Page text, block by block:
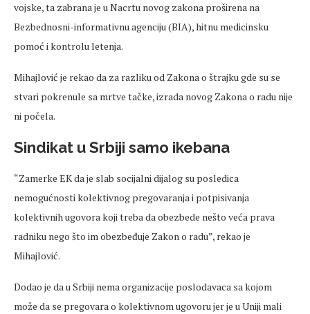
vojske, ta zabrana je u Nacrtu novog zakona proširena na
Bezbednosni-informativnu agenciju (BIA), hitnu medicinsku
pomoć i kontrolu letenja.
Mihajlović je rekao da za razliku od Zakona o štrajku gde su se
stvari pokrenule sa mrtve tačke, izrada novog Zakona o radu nije
ni počela.
Sindikat u Srbiji samo ikebana
“Zamerke EK da je slab socijalni dijalog su posledica
nemogućnosti kolektivnog pregovaranja i potpisivanja
kolektivnih ugovora koji treba da obezbede nešto veća prava
radniku nego što im obezbeđuje Zakon o radu”, rekao je
Mihajlović.
Dodao je da u Srbiji nema organizacije poslodavaca sa kojom
može da se pregovara o kolektivnom ugovoru jer je u Uniji mali